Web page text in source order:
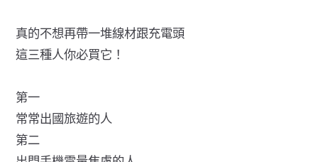
真的不想再帶一堆線材跟充電頭
這三種人你必買它！
第一
常常出國旅遊的人
第二